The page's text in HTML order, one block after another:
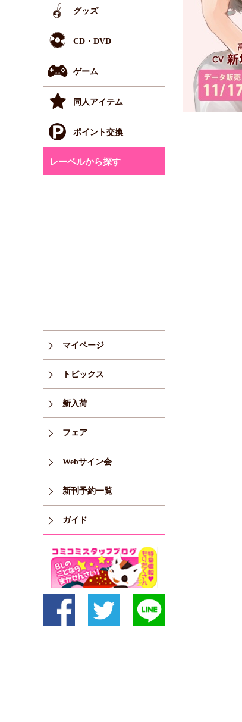
グッズ
CD・DVD
ゲーム
同人アイテム
ポイント交換
レーベルから探す
マイページ
トピックス
新入荷
フェア
Webサイン会
新刊予約一覧
ガイド